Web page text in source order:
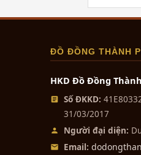
Ý nghĩa
Theo các
các doanh
buồm làm biểu
may đến
nghiệp luôn
ĐỒ ĐỒNG THÀNH
HKD Đồ Đồng
Số ĐKKD:
31/03/2017
Người đại diện:
Email: